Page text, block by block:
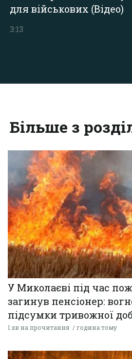
для військових (Відео)
3:13
Більше з
У Миколаєві під час
загинув пенсіонер:
підсумки тривожної
1 хв на прочитання година тому